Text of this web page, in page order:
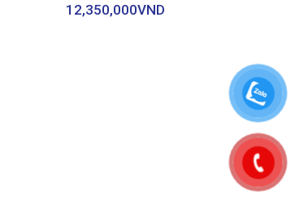
12,350,000VND